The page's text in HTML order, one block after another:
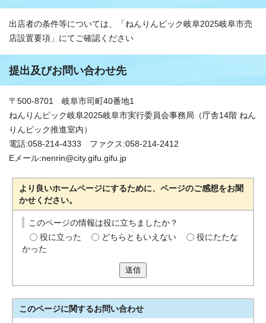
出店者の条件等については、「ねんりんピック岐阜2025岐阜市売
店設置要項」にてご確認ください
提出及びお問い合わせ先
〒500-8701 岐阜市司町40番地1
ねんりんピック岐阜2025岐阜市実行委員会事務局（庁舎14階 ねん
りんピック推進室内）
電話:058-214-4333 ファクス:058-214-2412
Eメール:nenrin@city.gifu.gifu.jp
より良いホームページにするために、ページのご感想をお聞
かせください。
このページの情報は役に立ちましたか？
役に立った
どちらともいえない
役にたたな
かった
送信
このページに関するお問い合わせ